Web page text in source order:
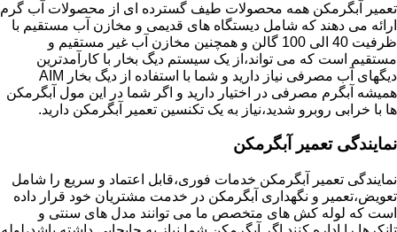
تعمیر آبگرمکن همه محصولات طیف گسترده ای از محصولات آب گرم
ارائه می دهند که شامل دیستگاه های قدیمی و مخازن آب مستقیم با
ظرفیت 40 الی 100 گالن و همچنین مخازن آب غیر مستقیم و
مستقیم است که می تواند،از یک سیستم دیگ بخار با کارآمدترین
دیگهای آب مصرفی نیاز دارید و شما با استفاده از دیگ بخار AIM
همیشه آبگرم مصرفی در اختیار دارید و اگر شما در این مول آبگرمکن
ها با خرابی روبرو شدید،نیاز به یک تکنسین تعمیر آبگرمکن دارید.
نمایندگی تعمیر آبگرمکن
نمایندگی تعمیر آبگرمکن خدمات فوری،قابل اعتماد و سریع را شامل
تعویض،تعمیر و نگهداری آبگرمکن در خدمت مشتریان خود قرار داده
است که لوله کش های متخصص ما می توانند مدل های سنتی و